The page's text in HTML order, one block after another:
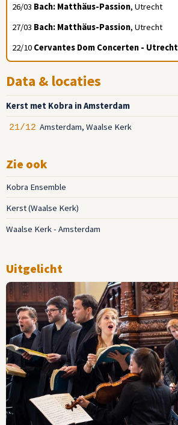
26/03 Bach: Matthäus-Passion, Utrecht
27/03 Bach: Matthäus-Passion, Utrecht
22/10 Cervantes Dom Concerten - Utrecht
Data & locaties
Kerst met Kobra in Amsterdam
21/12 Amsterdam, Waalse Kerk
Zie ook
Kobra Ensemble
Kerst (Waalse Kerk)
Waalse Kerk - Amsterdam
Uitgelicht